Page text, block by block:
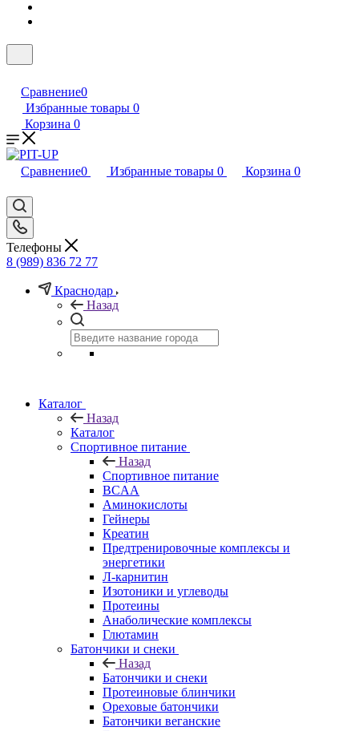
Сравнение0
Избранные товары 0
Корзина 0
Сравнение0 Избранные товары 0 Корзина 0
Телефоны
8 (989) 836 72 77
Краснодар
Назад
Каталог
Назад
Каталог
Спортивное питание
Назад
Спортивное питание
BCAA
Аминокислоты
Гейнеры
Креатин
Предтренировочные комплексы и
энергетики
Л-карнитин
Изотоники и углеводы
Протеины
Анаболические комплексы
Глютамин
Батончики и снеки
Назад
Батончики и снеки
Протеиновые блинчики
Ореховые батончики
Батончики веганские